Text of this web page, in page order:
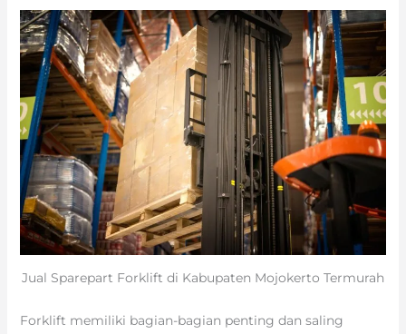
Jual Sparepart Forklift di Kabupaten Mojokerto Termurah
Forklift memiliki bagian-bagian penting dan saling